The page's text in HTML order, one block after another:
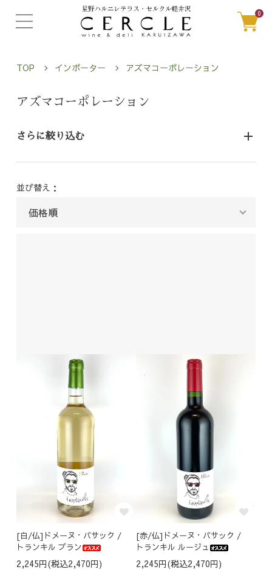
0
TOP インポーター アズマコーポレーション
アズマコーポレーション
さらに絞り込む
並び替え：
[白/仏]ドメーヌ・バサック /
トランキル ブラン
2,245円(税込2,470円)
[赤/仏]ドメーヌ・バサック /
トランキル ルージュ
2,245円(税込2,470円)